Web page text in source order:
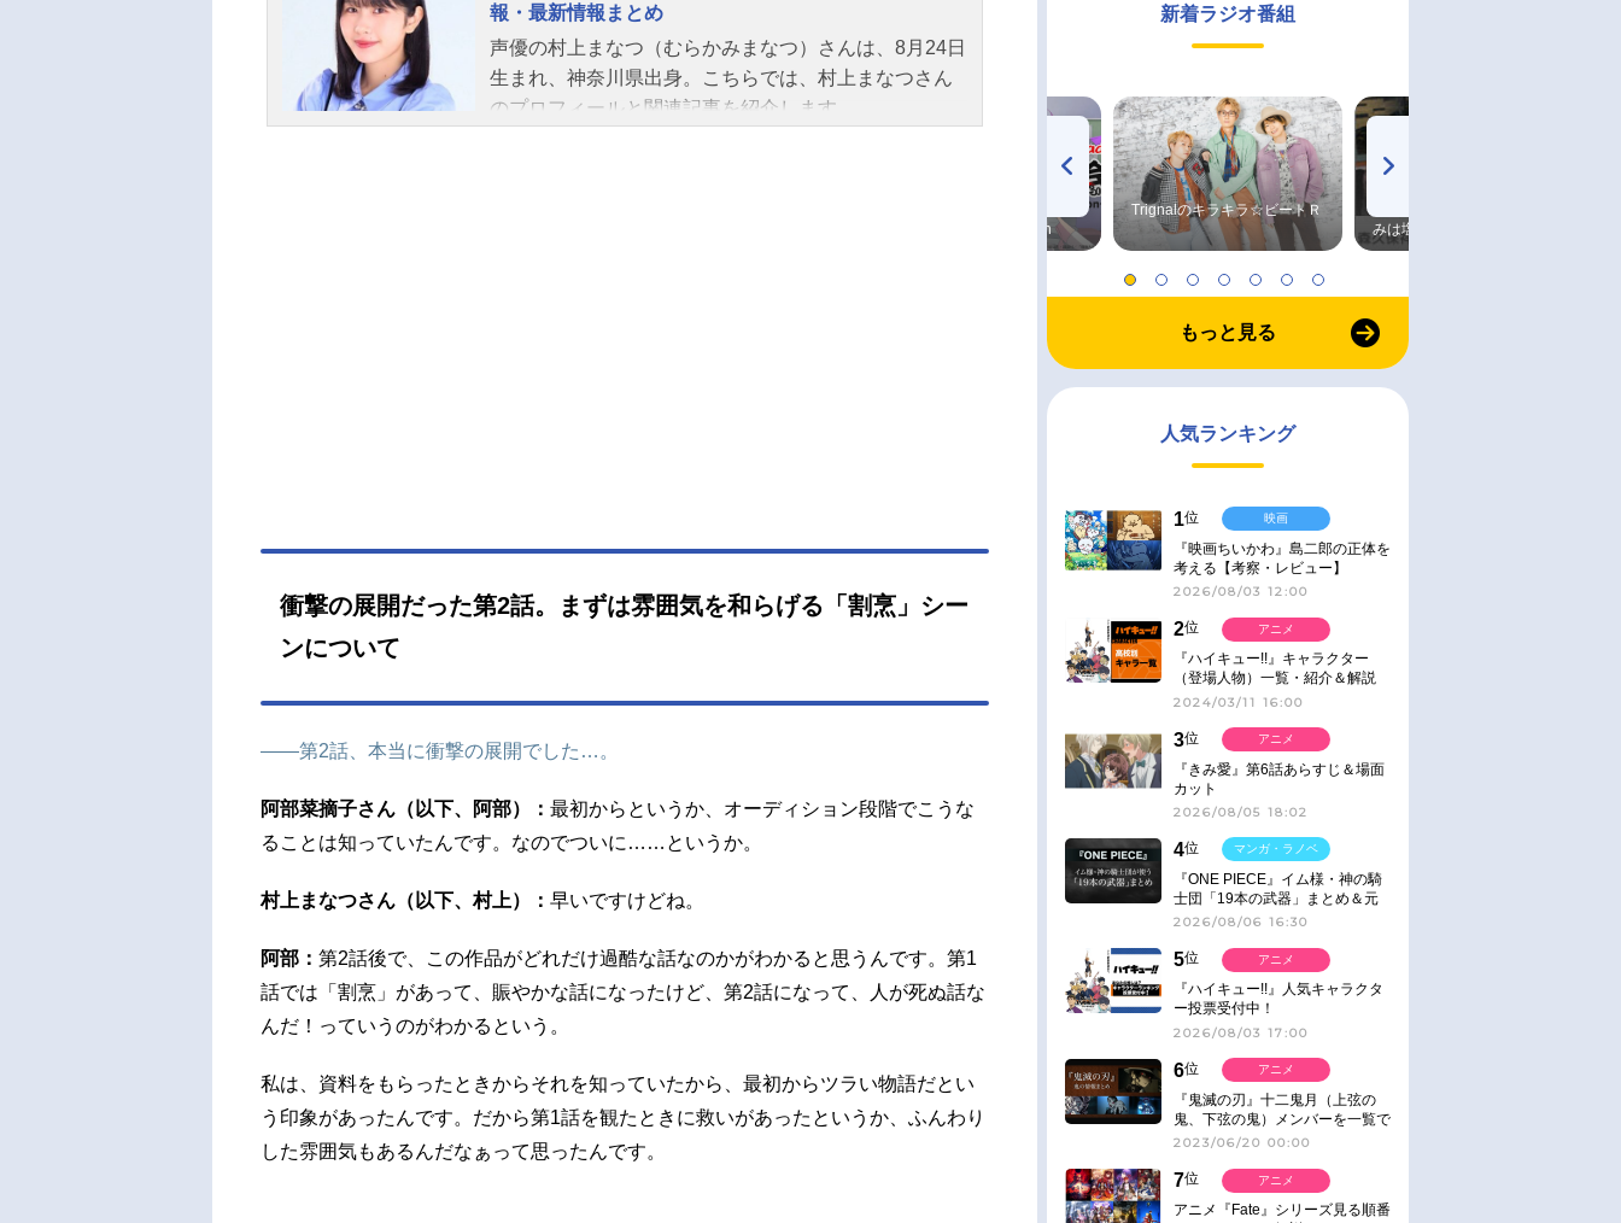
TOKYOMXほか話数全13話+1話キャスト河津ゆり：阿
部菜摘子高台寺えりか：桜木つぐみ薄墨ひなげし：若
山詩音霞れんげ：村上まなつ吉野さざんか：久野美咲
咲耶あやめ：島袋美由利スタッフ原案：GoHands原
報・最新情報まとめ
声優の村上まなつ（むらかみまなつ）さんは、8月24日
生まれ、神奈川県出身。こちらでは、村上まなつさん
のプロフィールと関連記事を紹介します。
衝撃の展開だった第2話。まずは雰囲気を和らげる「割烹」シー
ンについて
――第2話、本当に衝撃の展開でした…。
阿部菜摘子さん（以下、阿部）： 最初からというか、オーディション段階でこうな
ることは知っていたんです。なのでついに……というか。
村上まなつさん（以下、村上）： 早いですけどね。
阿部： 第2話後で、この作品がどれだけ過酷な話なのかがわかると思うんです。第1
話では「割烹」があって、賑やかな話になったけど、第2話になって、人が死ぬ話な
んだ！っていうのがわかるという。
私は、資料をもらったときからそれを知っていたから、最初からツラい物語だとい
う印象があったんです。だから第1話を観たときに救いがあったというか、ふんわり
した雰囲気もあるんだなぁって思ったんです。
新着ラジオ番組
radio 大直会 2nd season
Trignalのキラキラ☆ビートＲ
みは塩だけ
もっと見る
人気ランキング
1位
『映画ちいかわ』島二郎の正体を
考える【考察・レビュー】
2026/08/03 12:00
映画
2位
『ハイキュー!!』キャラクター
（登場人物）一覧・紹介＆解説
2024/03/11 16:00
アニメ
3位
『きみ愛』第6話あらすじ＆場面
カット
2026/08/05 18:02
アニメ
4位
『ONE PIECE』イム様・神の騎
士団「19本の武器」まとめ＆元
ネタ
2026/08/06 16:30
マンガ・ラノベ
5位
『ハイキュー!!』人気キャラクタ
ー投票受付中！
2026/08/03 17:00
アニメ
6位
『鬼滅の刃』十二鬼月（上弦の
鬼、下弦の鬼）メンバーを一覧で
紹介＆解説（登場鬼の情報まと
2023/06/20 00:00
アニメ
7位
アニメ『Fate』シリーズ見る順番
アニメ